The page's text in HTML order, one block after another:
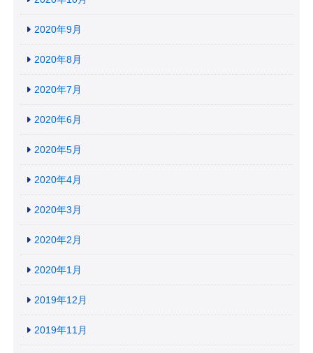
2020年9月
2020年8月
2020年7月
2020年6月
2020年5月
2020年4月
2020年3月
2020年2月
2020年1月
2019年12月
2019年11月